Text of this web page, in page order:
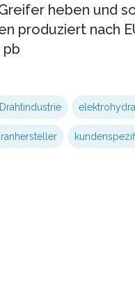
heben und
produziert nach
pb
Drahtindustrie